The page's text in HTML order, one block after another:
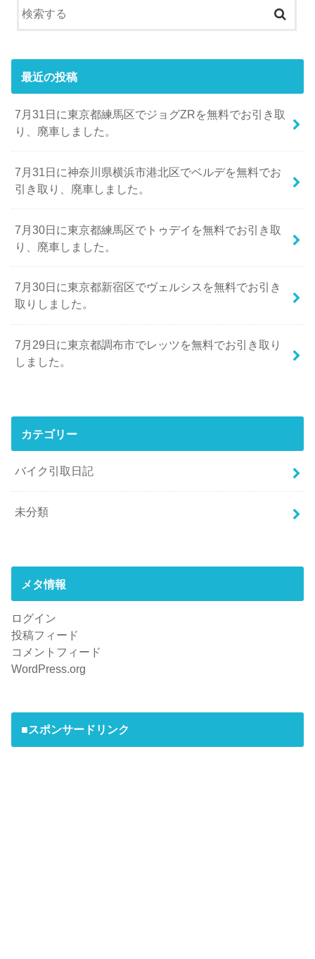
最近の投稿
7月31日に東京都練馬区でジョグZRを無料でお引き取
り、廃車しました。
7月31日に神奈川県横浜市港北区でベルデを無料でお
引き取り、廃車しました。
7月30日に東京都練馬区でトゥデイを無料でお引き取
り、廃車しました。
7月30日に東京都新宿区でヴェルシスを無料でお引き
取りしました。
7月29日に東京都調布市でレッツを無料でお引き取り
しました。
カテゴリー
バイク引取日記
未分類
メタ情報
ログイン
投稿フィード
コメントフィード
WordPress.org
■スポンサードリンク